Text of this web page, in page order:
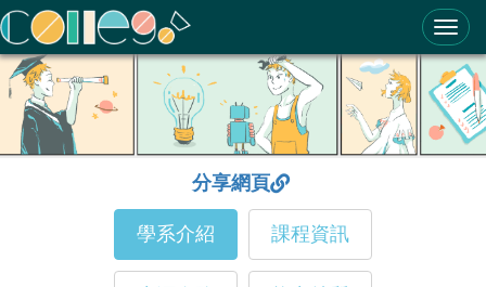
ColleGo! 大學選才與高中育才輔助系統
分享網頁
學系介紹 課程資訊